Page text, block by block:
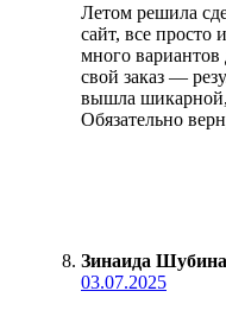
Летом решила
сайт, все просто
много вариантов
свой заказ —
вышла шикарной,
Обязательно
Зинаида Шубина
03.07.2025